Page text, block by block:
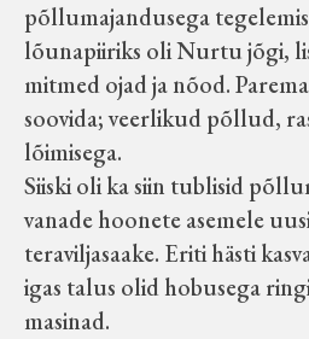
Koduleht on teoks
Muuseumisõprade
põllumajandusega
lõunapiiriks oli Nurtu jõgi,
mitmed ojad ja nõod.
soovida; veerlikud põllud,
lõimisega.
Siiski oli ka siin tublisid
vanade hoonete asemele
teraviljasaake. Eriti hästi
igas talus olid hobusega
masinad.